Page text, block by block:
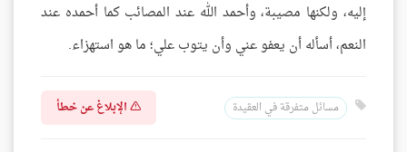
إليه، ولكنها مصيبة، وأحمد الله عند المصائب كما أحمده عند
النعم، أسأله أن يعفو عني وأن يتوب علي؛ ما هو استهزاء.
مسائل متفرقة في العقيدة الإبلاغ عن خطأ